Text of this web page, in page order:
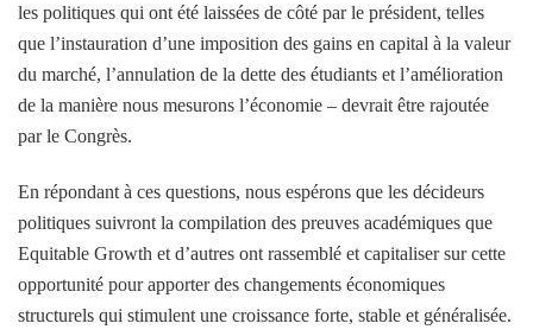
les politiques qui ont été laissées de côté par le président, telles
que l’instauration d’une imposition des gains en capital à la valeur
du marché, l’annulation de la dette des étudiants et l’amélioration
de la manière nous mesurons l’économie – devrait être rajoutée
par le Congrès.
En répondant à ces questions, nous espérons que les décideurs
politiques suivront la compilation des preuves académiques que
Equitable Growth et d’autres ont rassemblé et capitaliser sur cette
opportunité pour apporter des changements économiques
structurels qui stimulent une croissance forte, stable et généralisée.